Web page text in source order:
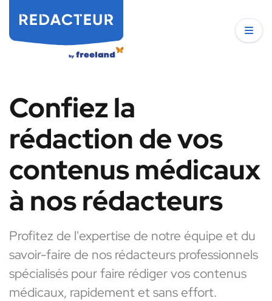
Confiez la
rédaction de vos
contenus médicaux
à nos rédacteurs
Profitez de l'expertise de notre équipe et du
savoir-faire de nos rédacteurs professionnels
spécialisés pour faire rédiger vos contenus
médicaux, rapidement et sans effort.